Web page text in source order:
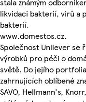
likvidaci bakterií, virů a
bakterií.
www.domestos.cz.
Společnost Unilever se
výrobků pro péči o
světě. Do jejího
zahrnujících oblíbené
SAVO, Hellmann's,